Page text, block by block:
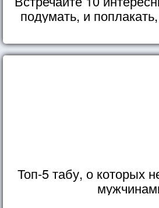
подумать, и
Топ-5 табу, о которых